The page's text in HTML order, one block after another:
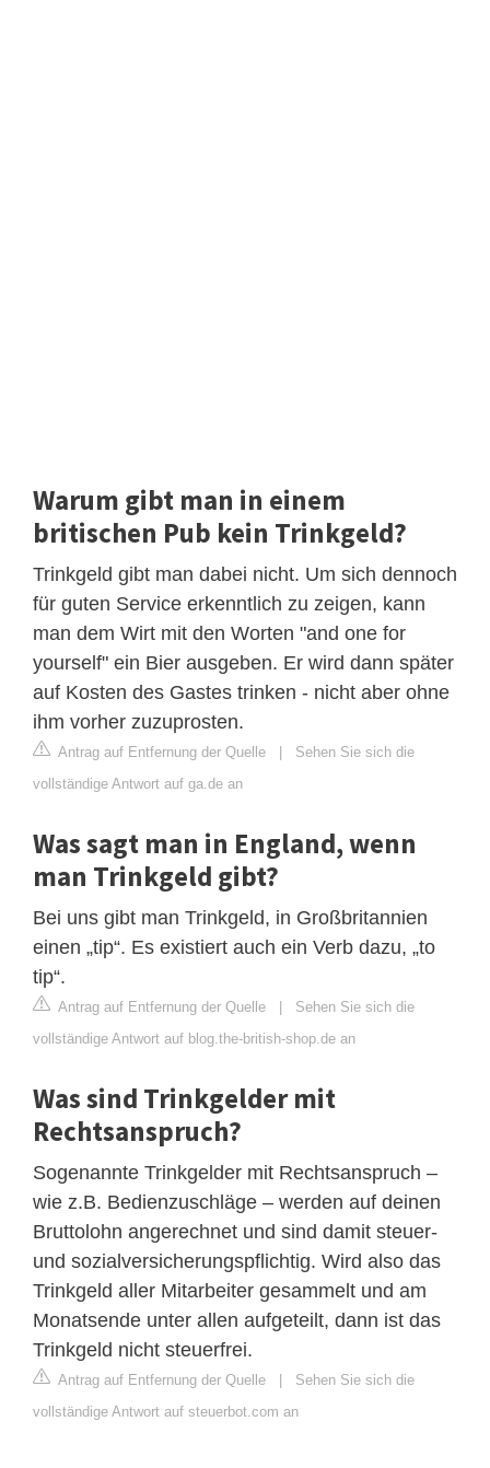
Warum gibt man in einem
britischen Pub kein Trinkgeld?
Trinkgeld gibt man dabei nicht. Um sich dennoch
für guten Service erkenntlich zu zeigen, kann
man dem Wirt mit den Worten "and one for
yourself" ein Bier ausgeben. Er wird dann später
auf Kosten des Gastes trinken - nicht aber ohne
ihm vorher zuzuprosten.
Antrag auf Entfernung der Quelle | Sehen Sie sich die
vollständige Antwort auf ga.de an
Was sagt man in England, wenn
man Trinkgeld gibt?
Bei uns gibt man Trinkgeld, in Großbritannien
einen „tip“. Es existiert auch ein Verb dazu, „to
tip“.
Antrag auf Entfernung der Quelle | Sehen Sie sich die
vollständige Antwort auf blog.the-british-shop.de an
Was sind Trinkgelder mit
Rechtsanspruch?
Sogenannte Trinkgelder mit Rechtsanspruch –
wie z.B. Bedienzuschläge – werden auf deinen
Bruttolohn angerechnet und sind damit steuer-
und sozialversicherungspflichtig. Wird also das
Trinkgeld aller Mitarbeiter gesammelt und am
Monatsende unter allen aufgeteilt, dann ist das
Trinkgeld nicht steuerfrei.
Antrag auf Entfernung der Quelle | Sehen Sie sich die
vollständige Antwort auf steuerbot.com an